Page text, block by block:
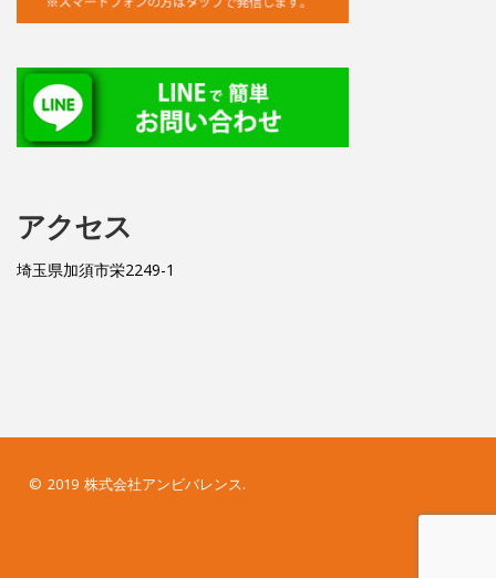
アクセス
埼玉県加須市栄2249-1
© 2019 株式会社アンビバレンス.